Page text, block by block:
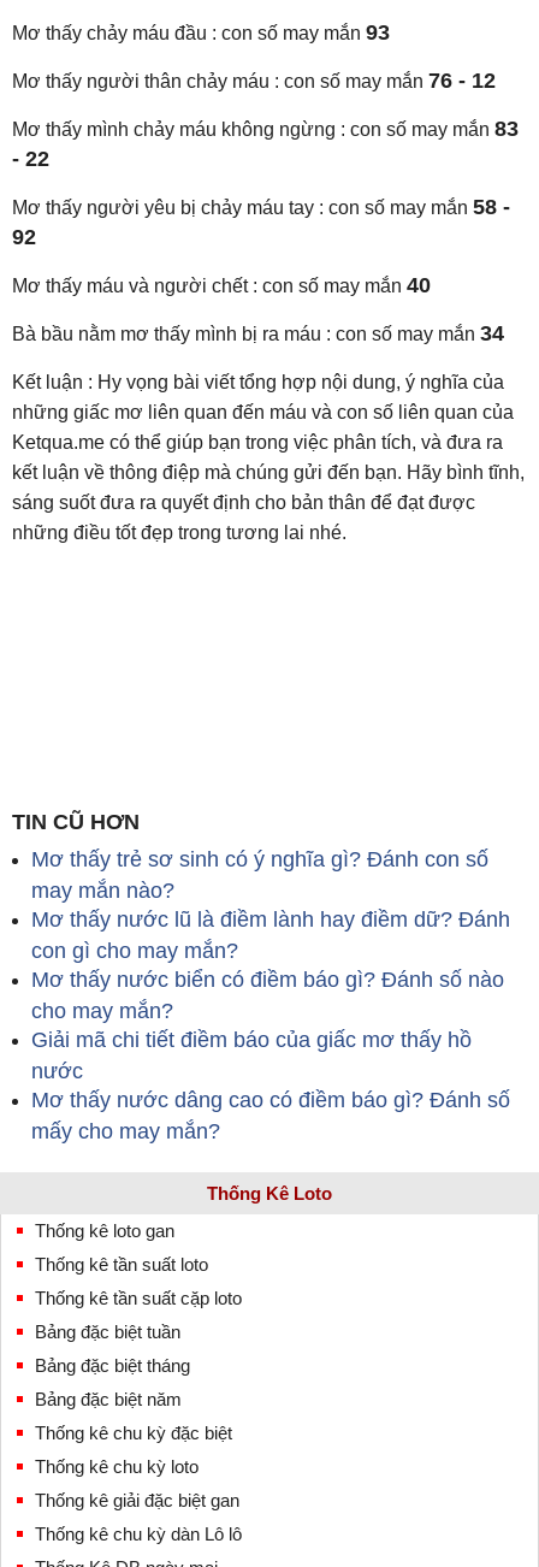
Mơ thấy chảy máu đầu : con số may mắn 93
Mơ thấy người thân chảy máu : con số may mắn 76 - 12
Mơ thấy mình chảy máu không ngừng : con số may mắn 83
- 22
Mơ thấy người yêu bị chảy máu tay : con số may mắn 58 -
92
Mơ thấy máu và người chết : con số may mắn 40
Bà bầu nằm mơ thấy mình bị ra máu : con số may mắn 34
Kết luận : Hy vọng bài viết tổng hợp nội dung, ý nghĩa của
những giấc mơ liên quan đến máu và con số liên quan của
Ketqua.me có thể giúp bạn trong việc phân tích, và đưa ra
kết luận về thông điệp mà chúng gửi đến bạn. Hãy bình tĩnh,
sáng suốt đưa ra quyết định cho bản thân để đạt được
những điều tốt đẹp trong tương lai nhé.
TIN CŨ HƠN
Mơ thấy trẻ sơ sinh có ý nghĩa gì? Đánh con số
may mắn nào?
Mơ thấy nước lũ là điềm lành hay điềm dữ? Đánh
con gì cho may mắn?
Mơ thấy nước biển có điềm báo gì? Đánh số nào
cho may mắn?
Giải mã chi tiết điềm báo của giấc mơ thấy hồ
nước
Mơ thấy nước dâng cao có điềm báo gì? Đánh số
mấy cho may mắn?
Thống Kê Loto
Thống kê loto gan
Thống kê tần suất loto
Thống kê tần suất cặp loto
Bảng đặc biệt tuần
Bảng đặc biệt tháng
Bảng đặc biệt năm
Thống kê chu kỳ đặc biệt
Thống kê chu kỳ loto
Thống kê giải đặc biệt gan
Thống kê chu kỳ dàn Lô lô